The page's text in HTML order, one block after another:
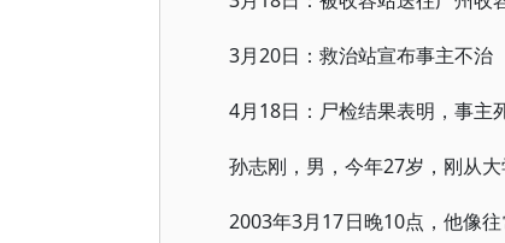
3月20日：救治站宣布事主不治
4月18日：尸检结果表明，事主
孙志刚，男，今年27岁，刚从大
2003年3月17日晚10点，他像